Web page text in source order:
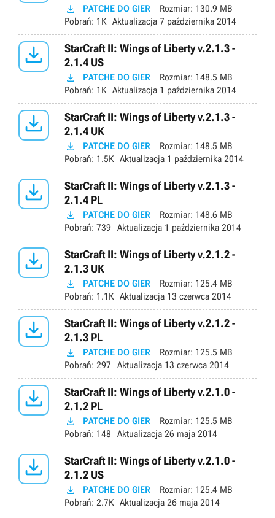
 PATCHE DO GIER Rozmiar: 130.9 MB
Pobrań: 1K Aktualizacja 7 października 2014

StarCraft II: Wings of Liberty v.2.1.3 -
2.1.4 US
 PATCHE DO GIER Rozmiar: 148.5 MB
Pobrań: 1K Aktualizacja 1 października 2014

StarCraft II: Wings of Liberty v.2.1.3 -
2.1.4 UK
 PATCHE DO GIER Rozmiar: 148.5 MB
Pobrań: 1.5K Aktualizacja 1 października 2014

StarCraft II: Wings of Liberty v.2.1.3 -
2.1.4 PL
 PATCHE DO GIER Rozmiar: 148.6 MB
Pobrań: 739 Aktualizacja 1 października 2014

StarCraft II: Wings of Liberty v.2.1.2 -
2.1.3 UK
 PATCHE DO GIER Rozmiar: 125.4 MB
Pobrań: 1.1K Aktualizacja 13 czerwca 2014

StarCraft II: Wings of Liberty v.2.1.2 -
2.1.3 PL
 PATCHE DO GIER Rozmiar: 125.5 MB
Pobrań: 297 Aktualizacja 13 czerwca 2014

StarCraft II: Wings of Liberty v.2.1.0 -
2.1.2 PL
 PATCHE DO GIER Rozmiar: 125.5 MB
Pobrań: 148 Aktualizacja 26 maja 2014

StarCraft II: Wings of Liberty v.2.1.0 -
2.1.2 US
 PATCHE DO GIER Rozmiar: 125.4 MB
Pobrań: 2.7K Aktualizacja 26 maja 2014